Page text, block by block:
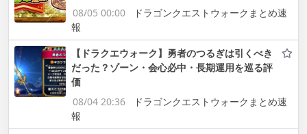
08/05 00:00
ドラゴンクエストウォークまとめ速
報
【ドラクエウォーク】勇者のつるぎは引くべき
だった？ゾーン・会心必中・長期運用を巡る評
価
08/04 20:36
ドラゴンクエストウォークまとめ速
報